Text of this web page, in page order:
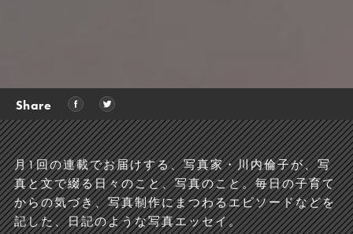
Share
月1回の連載でお届けする、写真家・川内倫子が、写
真と文で綴る日々のこと、写真のこと。毎日の子育て
からの気づき、写真制作にまつわるエピソードなどを
記した、日記のような写真エッセイ。